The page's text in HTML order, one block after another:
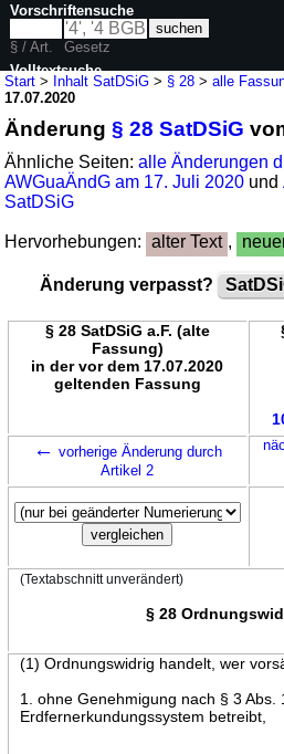
Start > Inhalt SatDSiG > § 28 >alle
17.07.2020
Änderung§ 28 SatDSiG
Ähnliche Seiten:alle Änderungen
AWGuaÄndG am 17. Juli 2020 und
SatDSiG
Hervorhebungen: alter Text ,
Änderung verpasst?
§ 28 SatDSiG a.F. (alte
Fassung)
in der vor dem 17.07.2020
geltenden Fassung
← vorherige Änderung durch
Artikel 2
(Textabschnitt unverändert)
§ 28
(1) Ordnungswidrig handelt, wer
1. ohne Genehmigung nach § 3 Abs.
Erdfernerkundungssystem betreibt,
Vorschriftensuche
§ / Art.
Gesetz
Volltextsuche